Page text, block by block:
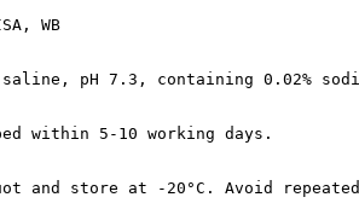
WB
pH 7.3, containing 0.02%
within 5-10 working days.
and store at -20°C. Avoid